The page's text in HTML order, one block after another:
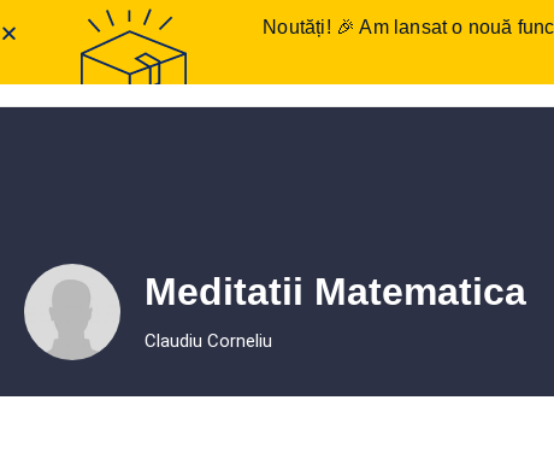
Meditatii Matematica
Claudiu Corneliu
Noutăți! 🎉 Am lansat o nouă